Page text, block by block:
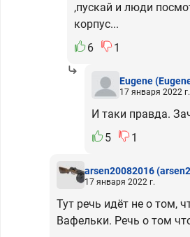
,пускай и люди
корпус...
6
1
Eugene
17 января 2022 г.
И таки правда.
5
1
arsen20082016
17 января 2022 г.
Тут речь идёт не о том,
Вафельки. Речь о том